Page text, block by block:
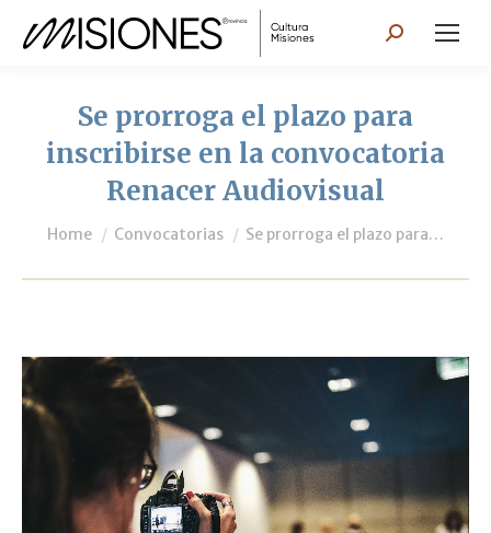
Search:
Se prorroga el plazo para
inscribirse en la convocatoria
Renacer Audiovisual
You are here:
Home Convocatorias Se prorroga el plazo para…